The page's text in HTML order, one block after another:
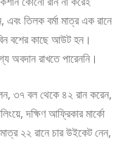
এবং তিলক বর্মা মাত্র এক রানে
বশের কাছে আউট হন।
অবদান রাখতে পারেননি।
৩৭ বল থেকে ৪২ রান করেন,
দক্ষিণ আফ্রিকার মার্কো
২২ রানে চার উইকেট নেন,